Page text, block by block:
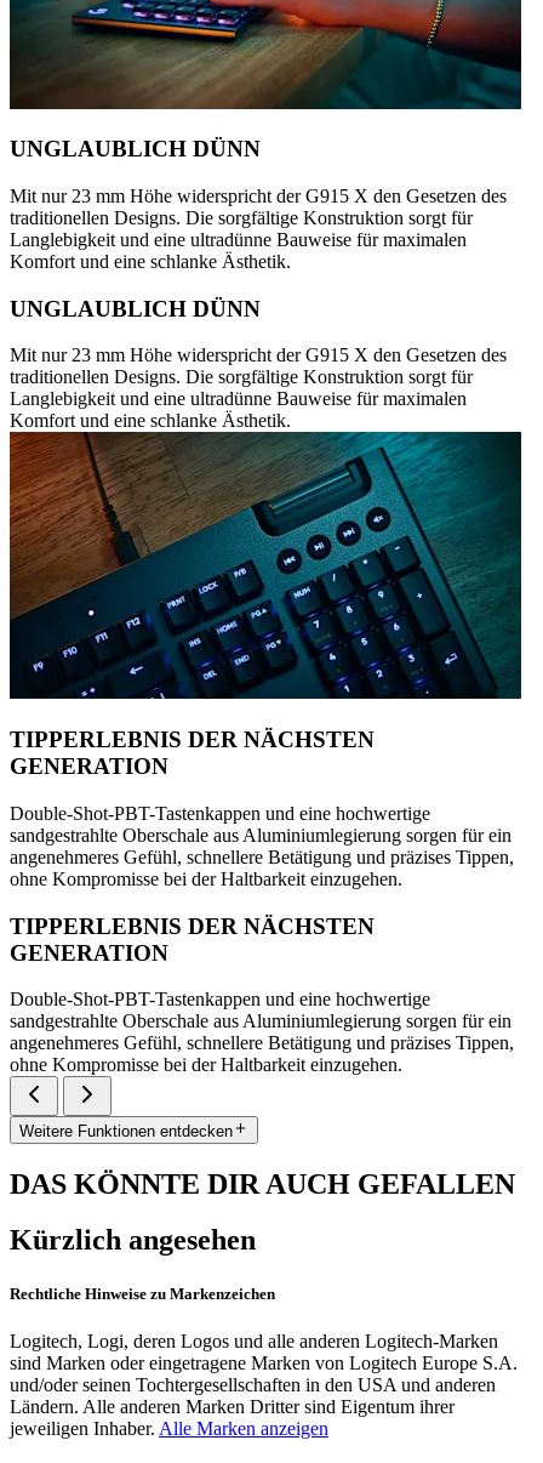
UNGLAUBLICH DÜNN
Mit nur 23 mm Höhe widerspricht der G915 X den Gesetzen des
traditionellen Designs. Die sorgfältige Konstruktion sorgt für
Langlebigkeit und eine ultradünne Bauweise für maximalen
Komfort und eine schlanke Ästhetik.
UNGLAUBLICH DÜNN
Mit nur 23 mm Höhe widerspricht der G915 X den Gesetzen des
traditionellen Designs. Die sorgfältige Konstruktion sorgt für
Langlebigkeit und eine ultradünne Bauweise für maximalen
Komfort und eine schlanke Ästhetik.
TIPPERLEBNIS DER NÄCHSTEN
GENERATION
Double-Shot-PBT-Tastenkappen und eine hochwertige
sandgestrahlte Oberschale aus Aluminiumlegierung sorgen für ein
angenehmeres Gefühl, schnellere Betätigung und präzises Tippen,
ohne Kompromisse bei der Haltbarkeit einzugehen.
TIPPERLEBNIS DER NÄCHSTEN
GENERATION
Double-Shot-PBT-Tastenkappen und eine hochwertige
sandgestrahlte Oberschale aus Aluminiumlegierung sorgen für ein
angenehmeres Gefühl, schnellere Betätigung und präzises Tippen,
ohne Kompromisse bei der Haltbarkeit einzugehen.
Weitere Funktionen entdecken
DAS KÖNNTE DIR AUCH GEFALLEN
Kürzlich angesehen
Rechtliche Hinweise zu Markenzeichen
Logitech, Logi, deren Logos und alle anderen Logitech-Marken
sind Marken oder eingetragene Marken von Logitech Europe S.A.
und/oder seinen Tochtergesellschaften in den USA und anderen
Ländern. Alle anderen Marken Dritter sind Eigentum ihrer
jeweiligen Inhaber. Alle Marken anzeigen